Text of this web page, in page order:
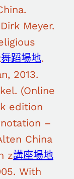
Meyer.
舞蹈場地.
2013.
(Online
edition
–
China
z講座場地
With